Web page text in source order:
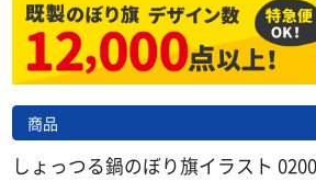
商品
しょっつる鍋のぼり旗イラスト